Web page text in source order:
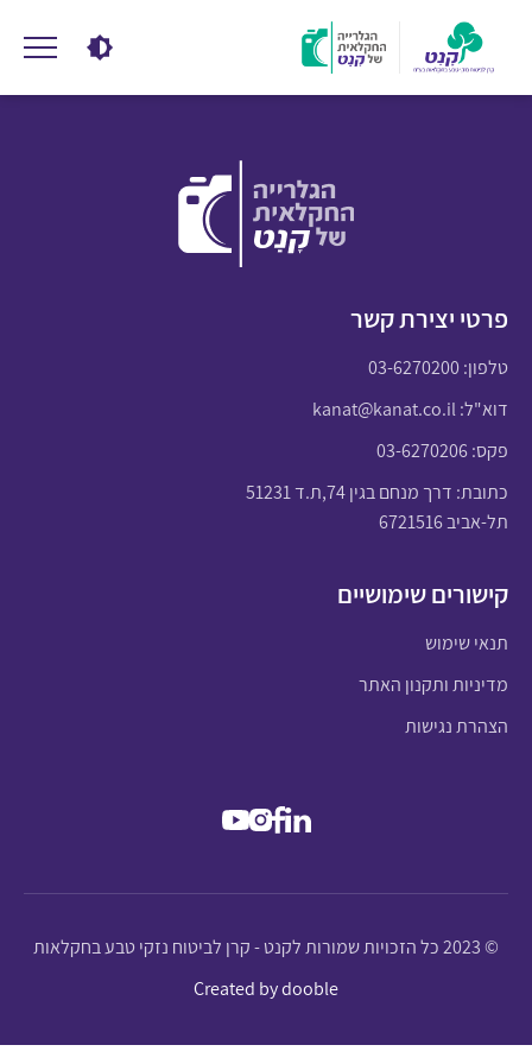
פרטי יצירת קשר
טלפון:03-6270200
דוא"ל:kanat@kanat.co.il
פקס: 03-6270206
כתובת: דרך מנחם בגין 74,ת.ד 51231
תל-אביב 6721516
קישורים שימושיים
תנאי שימוש
מדיניות ותקנון האתר
הצהרת נגישות
© 2023 כל הזכויות שמורות לקנט - קרן לביטוח נזקי טבע בחקלאות
Created by dooble